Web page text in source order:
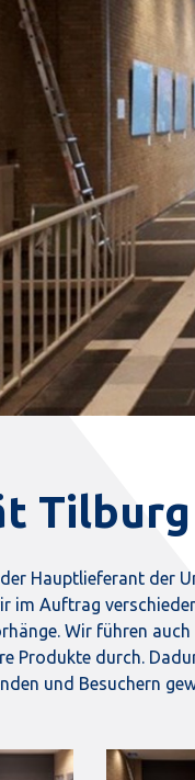
Tilburg
Hauptlieferant der
im Auftrag
Wir führen
Produkte durch.
und Besuchern